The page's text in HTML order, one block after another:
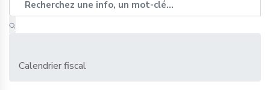
Calendrier fiscal